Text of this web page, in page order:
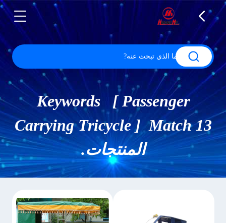
Keywords [ Passenger
Carrying Tricycle ] Match 13
المنتجات.